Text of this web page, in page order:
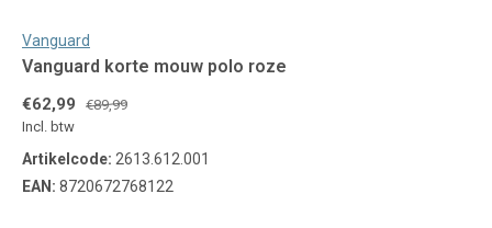
Vanguard
Vanguard korte mouw polo roze
€62,99
€89,99
Incl. btw
Artikelcode: 2613.612.001
EAN: 8720672768122